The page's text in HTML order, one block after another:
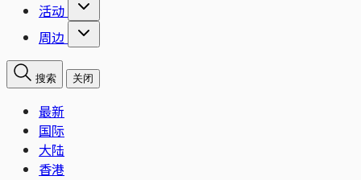
活动
周边
搜索 关闭
最新
国际
大陆
香港